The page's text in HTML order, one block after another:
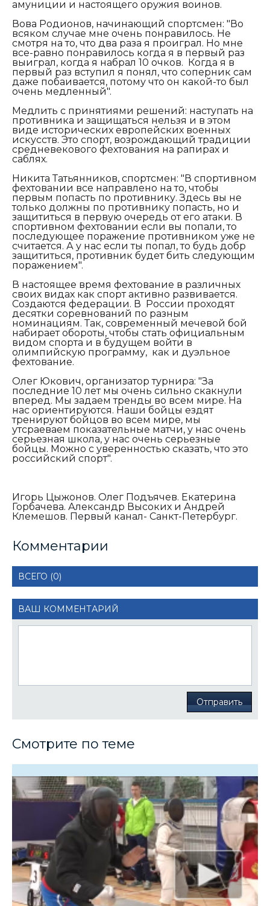
амуниции и настоящего оружия воинов.
Вова Родионов, начинающий спортсмен: "Во
всяком случае мне очень понравилось. Не
смотря на то, что два раза я проиграл. Но мне
все-равно понравилось когда я в первый раз
выиграл, когда я набрал 10 очков. Когда я в
первый раз вступил я понял, что соперник сам
даже побаивается, потому что он какой-то был
очень медленный".
Медлить с принятиями решений: наступать на
противника и защищаться нельзя и в этом
виде исторических европейских военных
искусств. Это спорт, возрождающий традиции
средневекового фехтования на рапирах и
саблях.
Никита Татьянников, спортсмен: "В спортивном
фехтовании все направлено на то, чтобы
первым попасть по противнику. Здесь вы не
только должны по противнику попасть, но и
защититься в первую очередь от его атаки. В
спортивном фехтовании если вы попали, то
последующее поражение противником уже не
считается. А у нас если ты попал, то будь добр
защититься, противник будет бить следующим
поражением".
В настоящее время фехтование в различных
своих видах как спорт активно развивается.
Создаются федерации. В России проходят
десятки соревнований по разным
номинациям. Так, современный мечевой бой
набирает обороты, чтобы стать официальным
видом спорта и в будущем войти в
олимпийскую программу, как и дуэльное
фехтование.
Олег Юкович, организатор турнира: "За
последние 10 лет мы очень сильно скакнули
вперед. Мы задаем тренды во всем мире. На
нас ориентируются. Наши бойцы ездят
тренируют бойцов во всем мире, мы
утсраеваем показательные матчи, у нас очень
серьезная школа, у нас очень серьезные
бойцы. Можно с уверенностью сказать, что это
российский спорт".
Игорь Цыжонов. Олег Подъячев. Екатерина
Горбачева. Александр Высоких и Андрей
Клемешов. Первый канал- Санкт-Петербург.
Комментарии
ВСЕГО (0)
ВАШ КОММЕНТАРИЙ
Отправить
Смотрите по теме